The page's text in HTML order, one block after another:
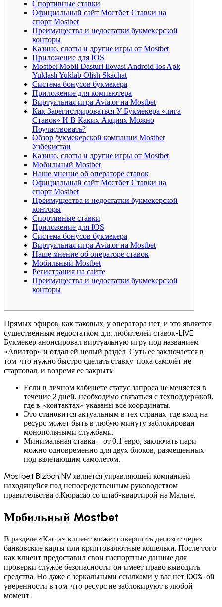
Спортивные ставки
Официальный сайт Мостбет Ставки на
спорт Mostbet
Преимущества и недостатки букмекерской
конторы
Казино, слоты и другие игры от Mostbet
Приложение для IOS
Mostbet Mobil Dasturi Ilovasi Android Ios Apk
Yuklash Yuklab Olish Skachat
Система бонусов букмекера
Приложение для компьютера
Виртуальная игра Aviator на Mostbet
Как Зарегистрироваться У Букмекера «лига
Ставок» И В Каких Акциях Можно
Поучаствовать?
Обзор букмекерской компании Mostbet
Узбекистан
Казино, слоты и другие игры от Mostbet
Мобильный Mostbet
Наше мнение об операторе ставок
Официальный сайт Мостбет Ставки на
спорт Mostbet
Преимущества и недостатки букмекерской
конторы
Спортивные ставки
Приложение для IOS
Система бонусов букмекера
Виртуальная игра Aviator на Mostbet
Наше мнение об операторе ставок
Мобильный Mostbet
Регистрация на сайте
Преимущества и недостатки букмекерской
конторы
Прямых эфиров, как таковых, у оператора нет, и это является
существенным недостатком для любителей ставок-LIVE.
Букмекер анонсировал виртуальную игру под названием
«Авиатор» и отдал ей целый раздел. Суть ее заключается в
том, что нужно быстро сделать ставку, пока самолёт не
стартовал, и вовремя ее закрыть!
Если в личном кабинете статус запроса не меняется в
течение 2 дней, необходимо связаться с техподдержкой,
где в «контактах» указаны все координаты.
Это становится актуальным в тех странах, где вход на
ресурс может быть в любую минуту заблокирован
монопольными службами.
Минимальная ставка – от 0,1 евро, заключать пари
можно одновременно для двух блоков, размещенных
под взлетающим самолетом.
Mostbet Bizbon NV является управляющей компанией,
находящейся под непосредственным руководством
правительства о.Кюрасао со штаб-квартирой на Мальте.
Мобильный Mostbet
В разделе «Касса» клиент может совершить депозит через
банковские карты или криптовалютные кошельки. После того,
как клиент предоставил свои паспортные данные для
проверки службе безопасности, он имеет право выводить
средства. Но даже с зеркальными ссылками у вас нет 100%-ой
уверенности в том, что ресурс не заблокируют в любой
момент.